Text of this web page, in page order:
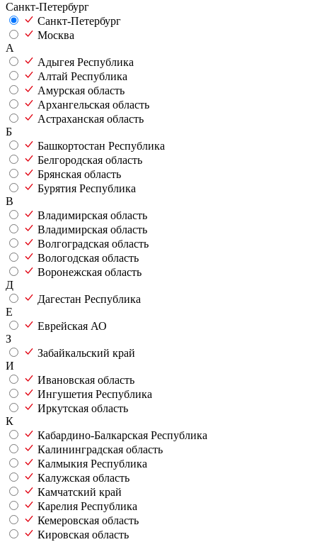
Санкт-Петербург
Санкт-Петербург
Москва
А
Адыгея Республика
Алтай Республика
Амурская область
Архангельская область
Астраханская область
Б
Башкортостан Республика
Белгородская область
Брянская область
Бурятия Республика
В
Владимирская область
Владимирская область
Волгоградская область
Вологодская область
Воронежская область
Д
Дагестан Республика
Е
Еврейская АО
З
Забайкальский край
И
Ивановская область
Ингушетия Республика
Иркутская область
К
Кабардино-Балкарская Республика
Калининградская область
Калмыкия Республика
Калужская область
Камчатский край
Карелия Республика
Кемеровская область
Кировская область